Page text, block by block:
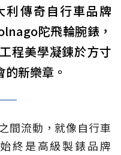
利傳奇自行車品牌
陀飛輪腕錶，
程美學凝鍊於方寸
新樂章。
間流動，就像自行車
終是高級製錶品牌